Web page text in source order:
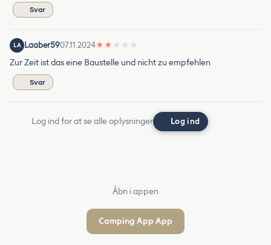
Svar
LA Laaber5907.11.2024★ ★ ★ ★ ★
Zur Zeit ist das eine Baustelle und nicht zu empfehlen
Svar
Log ind for at se alle oplysninger Log ind
Åbn i appen
Camping App App